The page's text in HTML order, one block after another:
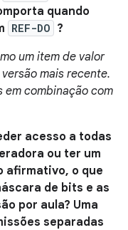
quando
REF-DO ?
um item de valor
mais recente.
em combinação com
acesso a todas
ou ter um
afirmativo, o que
de bits e as
por aula? Uma
separadas